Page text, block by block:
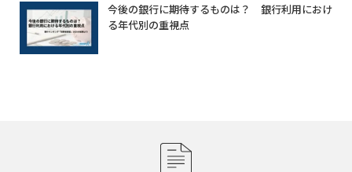
今後の銀行に期待するものは？ 銀行利用におけ
る年代別の重視点